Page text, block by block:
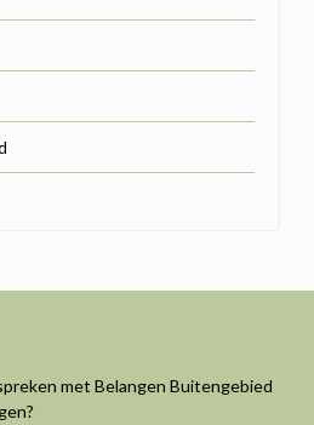
met Belangen Buitengebied